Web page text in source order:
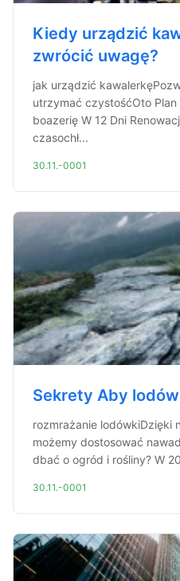
Kiedy urządzić
zwrócić uwagę?
jak urządzić
utrzymać czystośćOto
boazerię W 12 Dni
czasochł...
30.11.-0001
Sekrety Aby
rozmrażanie lodówkiDzięki
możemy dostosować
dbać o ogród i rośliny? W
30.11.-0001